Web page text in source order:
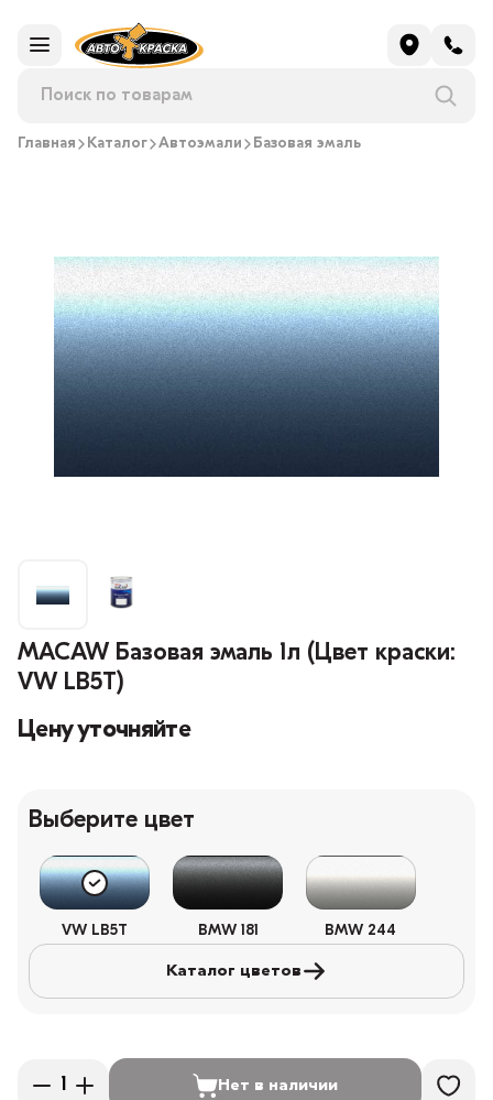
Главная Каталог Автоэмали Базовая эмаль
MACAW Базовая эмаль 1л (Цвет краски:
VW LB5T)
Цену уточняйте
Выберите цвет
VW LB5T BMW 181 BMW 244
Каталог цветов
Нет в наличии